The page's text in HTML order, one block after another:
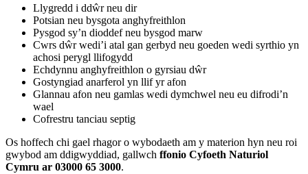
Llygredd i ddŵr neu dir
Potsian neu bysgota anghyfreithlon
Pysgod sy’n dioddef neu bysgod marw
Cwrs dŵr wedi’i atal gan gerbyd neu goeden wedi syrthio yn
achosi perygl llifogydd
Echdynnu anghyfreithlon o gyrsiau dŵr
Gostyngiad anarferol yn llif yr afon
Glannau afon neu gamlas wedi dymchwel neu eu difrodi’n
wael
Cofrestru tanciau septig
Os hoffech chi gael rhagor o wybodaeth am y materion hyn neu roi
gwybod am ddigwyddiad, gallwch ffonio Cyfoeth Naturiol
Cymru ar 03000 65 3000.